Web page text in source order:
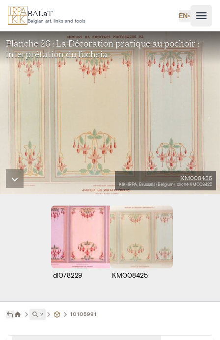
Skip to main content
BALaT
Belgian art, links and tools
EN˅
Planche 26 : La Décoration pratique au pochoir :
interprétation du fuchsia
KM008425
KIK-IRPA, Brussels (Belgium), cliché KM008425
di078229 KM008425
˅ 10105991